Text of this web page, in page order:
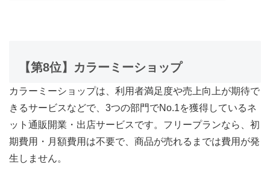
【第8位】カラーミーショップ
カラーミーショップは、利用者満足度や売上向上が期待で
きるサービスなどで、3つの部門でNo.1を獲得しているネ
ット通販開業・出店サービスです。フリープランなら、初
期費用・月額費用は不要で、商品が売れるまでは費用が発
生しません。